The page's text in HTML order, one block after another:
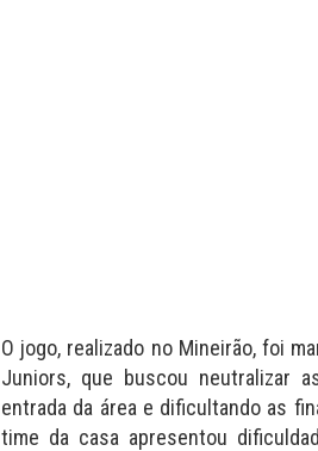
O jogo, realizado no Mineirão, foi
Juniors, que buscou neutralizar
entrada da área e dificultando as
time da casa apresentou